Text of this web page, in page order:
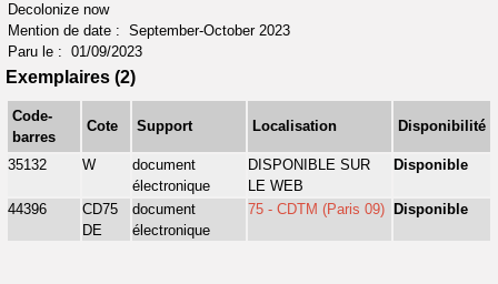
Decolonize now
Mention de date : September-October 2023
Paru le : 01/09/2023
Exemplaires (2)
Code-
barres
Cote Support Localisation Disponibilité
35132 W
document
électronique
DISPONIBLE SUR
LE WEB
Disponible
44396
CD75
DE
document
électronique
75 - CDTM (Paris 09) Disponible